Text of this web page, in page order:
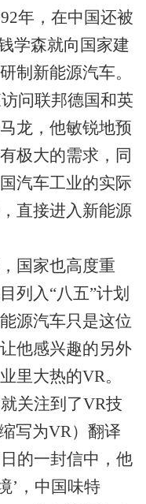
年，在中国还被
学森就向国家建
制新能源汽车。
问联邦德国和英
龙，他敏锐地预
极大的需求，同
汽车工业的实际
直接进入新能源
国家也高度重
列入“八五”计划
源汽车只是这位
他感兴趣的另外
里大热的VR。
关注到了VR技
写为VR）翻译
的一封信中，他
’，中国味特